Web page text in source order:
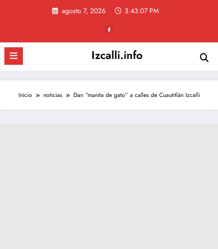
agosto 7, 2026 3:43:08 PM
Izcalli.info
Inicio noticias Dan “manita de gato” a calles de Cuautitlán Izcalli